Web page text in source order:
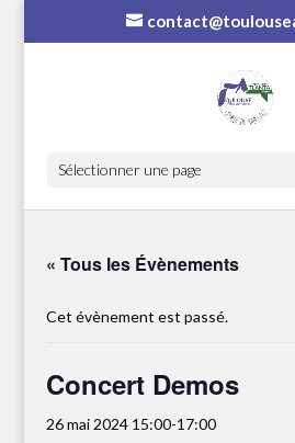
Sélectionner une page
« Tous les Évènements
Cet évènement est passé.
Concert Demos
26 mai 2024 15:00-17:00